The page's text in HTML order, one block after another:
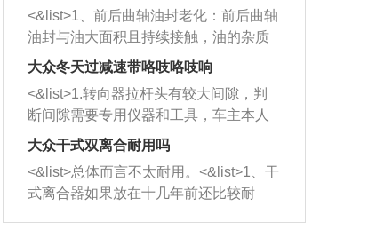
西取出来。但如果是因为积碳过多引起
的堵塞，就需要将三元催化器泡在草酸
洗剂对堵塞的情况得到解决，将清洗剂
放在燃油箱中，与燃油混合后，车辆启
动时，就可以和汽油一起进入到燃烧
室，最后形成废气排出，就可以让三元
催化器得到清洗，排气管堵塞的情况就
能够得到解决。
一圈半的练习，往右同样也要打相同的
圈数。 <&list>3、最后强调要反复练
习，这样就可以形成肌肉记忆，在真实
驾驶车辆时，不需要记忆也能打好方
向。
<&list>1、前后曲轴油封老化：前后曲轴
油封与油大面积且持续接触，油的杂质
和发动机内持续温度变化使其密封效果
逐渐减弱，导致渗油或漏油。<&list>2、
活塞间隙过大：积碳会使活塞环与缸体
的间隙扩大，导致机油流入燃烧室中，
造成烧机油。<&list>3、机油粘度。使用
机油粘度过小的话，同样会有烧机油现
象，机油粘度过小具有很好的流动性，
大众冬天过减速带咯吱咯吱响
<&list>1.转向器拉杆头有较大间隙，判
断间隙需要专用仪器和工具，车主本人
无法制作，需要将车辆送到修理厂或4s
店；<&list>2.车辆半轴套管防尘罩破
裂，破裂后会出现漏油现象，使半轴磨
损严重，磨损的半轴容易损坏，产生异
响；<&list>3.稳定器的转向胶套和球头
大众干式双离合耐用吗
<&list>总体而言不太耐用。<&list>1、干
式离合器如果放在十几年前还比较耐